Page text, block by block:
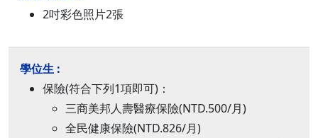
2吋彩色照片2張
保險(符合下列1項即可)：
三商美邦人壽醫療保險(NTD.500/月)
全民健康保險(NTD.826/月)